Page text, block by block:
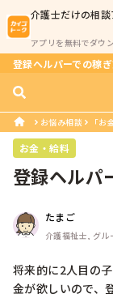
介護士だけの相談
アプリを無料でダウ
登録ヘルパーでの稼
お悩み相談 「
お金・給料
登録ヘルパ
たまご
介護福祉士, グル
将来的に2人目の
金が欲しいので、